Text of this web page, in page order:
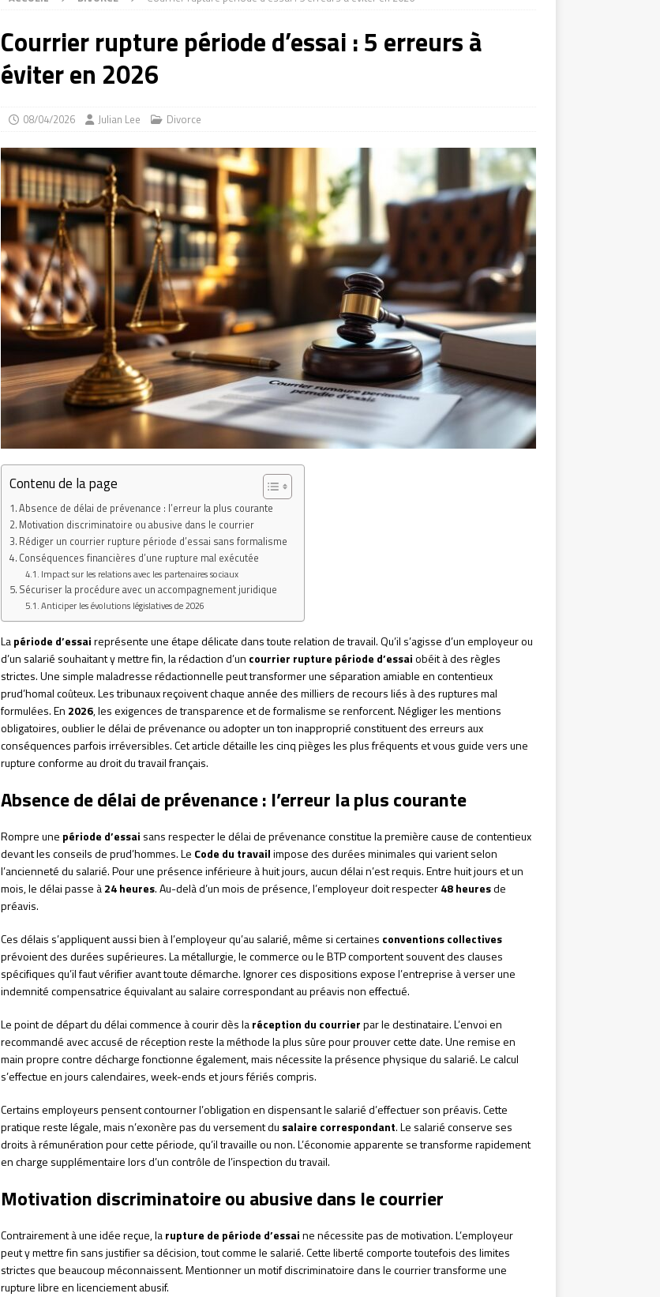
Courrier rupture période d’essai : 5 erreurs à
éviter en 2026
08/04/2026 Julian Lee Divorce
Contenu de la page
Absence de délai de prévenance : l’erreur la plus courante
Motivation discriminatoire ou abusive dans le courrier
Rédiger un courrier rupture période d’essai sans formalisme
Conséquences financières d’une rupture mal exécutée
Impact sur les relations avec les partenaires sociaux
Sécuriser la procédure avec un accompagnement juridique
Anticiper les évolutions législatives de 2026
Lapériode d’essaireprésente une étape délicate dans toute relation de travail. Qu’il s’agisse d’un employeur ou
d’un salarié souhaitant y mettre fin, la rédaction d’un courrier rupture période d’essaiobéit à des règles
strictes. Une simple maladresse rédactionnelle peut transformer une séparation amiable en contentieux
prud’homal coûteux. Les tribunaux reçoivent chaque année des milliers de recours liés à des ruptures mal
formulées. En 2026, les exigences de transparence et de formalisme se renforcent. Négliger les mentions
obligatoires, oublier le délai de prévenance ou adopter un ton inapproprié constituent des erreurs aux
conséquences parfois irréversibles. Cet article détaille les cinq pièges les plus fréquents et vous guide vers une
rupture conforme au droit du travail français.
Absence de délai de prévenance : l’erreur la plus courante
Rompre une période d’essai sans respecter le délai de prévenance constitue la première cause de contentieux
devant les conseils de prud’hommes. Le Code du travailimpose des durées minimales qui varient selon
l’ancienneté du salarié. Pour une présence inférieure à huit jours, aucun délai n’est requis. Entre huit jours et un
mois, le délai passe à24 heures. Au-delà d’un mois de présence, l’employeur doit respecter48 heuresde
préavis.
Ces délais s’appliquent aussi bien à l’employeur qu’au salarié, même si certaines conventions collectives
prévoient des durées supérieures. La métallurgie, le commerce ou le BTP comportent souvent des clauses
spécifiques qu’il faut vérifier avant toute démarche. Ignorer ces dispositions expose l’entreprise à verser une
indemnité compensatrice équivalant au salaire correspondant au préavis non effectué.
Le point de départ du délai commence à courir dès laréception du courrierpar le destinataire. L’envoi en
recommandé avec accusé de réception reste la méthode la plus sûre pour prouver cette date. Une remise en
main propre contre décharge fonctionne également, mais nécessite la présence physique du salarié. Le calcul
s’effectue en jours calendaires, week-ends et jours fériés compris.
Certains employeurs pensent contourner l’obligation en dispensant le salarié d’effectuer son préavis. Cette
pratique reste légale, mais n’exonère pas du versement du salaire correspondant. Le salarié conserve ses
droits à rémunération pour cette période, qu’il travaille ou non. L’économie apparente se transforme rapidement
en charge supplémentaire lors d’un contrôle de l’inspection du travail.
Motivation discriminatoire ou abusive dans le courrier
Contrairement à une idée reçue, larupture de période d’essaine nécessite pas de motivation. L’employeur
peut y mettre fin sans justifier sa décision, tout comme le salarié. Cette liberté comporte toutefois des limites
strictes que beaucoup méconnaissent. Mentionner un motif discriminatoire dans le courrier transforme une
rupture libre en licenciement abusif.